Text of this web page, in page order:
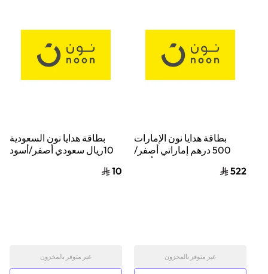
بطاقة هدايا نون الإمارات
500 درهم إماراتي أصفر/
أسود
522
غير متوفر بالمخزون
بطاقة هدايا نون السعودية
10ريال سعودي أصفر/أسود
10
غير متوفر بالمخزون